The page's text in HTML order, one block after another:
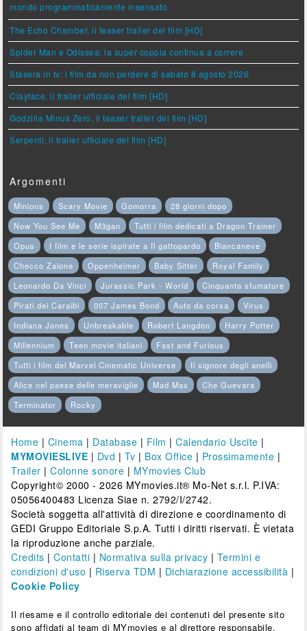
mondo programmaticamente insensato
The Echo Chamber, il teaser trailer del film [HD]
Spider Man e Odissea: la super coppia continua a correre
Stasera in tv: i film da non perdere di sabato 8 agosto 2026
Clayface, il trailer ufficiale del film [HD]
Godzilla Minus Zero, il teaser trailer del film [HD]
Serpenti, il trailer ufficiale del film [HD]
Argomenti
Minions Scary Movie Gomorra
28 giorni dopo
Now You See Me
M3gan
Tutti i film dedicati a Dragon Trainer
Opus
I film e le serie ispirate a Il gattopardo
Biancaneve
Checco Zalone
Oppenheimer Baby Sitter
Royal Family
Leonardo Da Vinci
Jurassic Park - World
Cinquanta sfumature
Pirati dei Caraibi
007 James Bond Auto da corsa
Virus
Indiana Jones
Unbreakable Robert Langdon
Harry Potter
Millennium
Teen movie italiani
Fast and Furious
Tutti i film del Marvel Cinematic Universe
Il signore degli anelli
Alice nel paese delle meraviglie
Mad Max
Che Guevara
Terminator
Rocky
Home | Cinema | Database | Film |Calendario Uscite |
MYMOVIESLIVE | Dvd | Tv | Box Office | Prossimamente |
Trailer |Colonne sonore | MYmovies Club
Copyright© 2000 - 2026 MYmovies.it® Mo-Net s.r.l. P.IVA:
05056400483 Licenza Siae n. 2792/I/2742.
Società soggetta all'attività di direzione e coordinamento di
GEDI Gruppo Editoriale S.p.A. Tutti i diritti riservati. È vietata
la riproduzione anche parziale.
Credits |Contatti | Normativa sulla privacy | Termini e
condizioni d'uso | Riserva TDM | Dichiarazione accessibilità |
Cookie Policy
Il riesame e il controllo editoriale dei contenuti del presente sito
sono affidati al team di MYmovies e al direttore responsabile.